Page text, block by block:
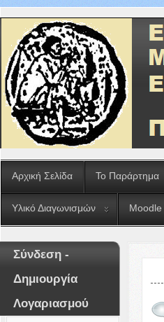
Αρχική Σελίδα Το Παράρτημα
Υλικό Διαγωνισμών Moodle
Σύνδεση -
Δημιουργία
Λογαριασμού